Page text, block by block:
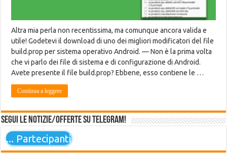
Altra mia perla non recentissima, ma comunque ancora valida e
utile! Godetevi il download di uno dei migliori modificatori del file
build.prop per sistema operativo Android. — Non è la prima volta
che vi parlo dei file di sistema e di configurazione di Android.
Avete presente il file build.prop? Ebbene, esso contiene le …
Continua a leggere
Segui le notizie/offerte su Telegram!
... Partecipanti